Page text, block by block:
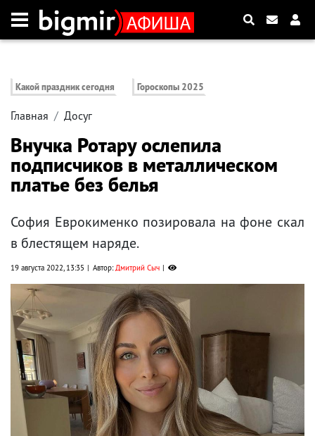
Какой праздник сегодня Гороскопы 2025
Главная Досуг
Внучка Ротару ослепила
подписчиков в металлическом
платье без белья
София Еврокименко позировала на фоне скал
в блестящем наряде.
19 августа 2022, 13:35 Автор:Дмитрий Сыч